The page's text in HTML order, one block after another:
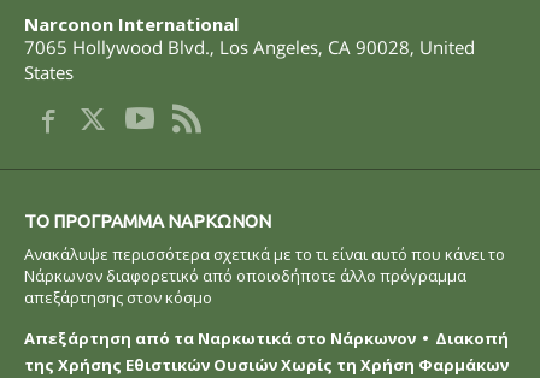
Narconon International
7065 Hollywood Blvd., Los Angeles, CA 90028, United
States
ΤΟ ΠΡOΓΡΑΜΜΑ ΝAΡΚΩΝΟΝ
Ανακάλυψε περισσότερα σχετικά με το τι είναι αυτό που κάνει το
Νάρκωνον διαφορετικό από οποιοδήποτε άλλο πρόγραμμα
απεξάρτησης στον κόσμο
Απεξάρτηση από τα Ναρκωτικά στο Νάρκωνον
Διακοπή
της Χρήσης Εθιστικών Ουσιών Χωρίς τη Χρήση Φαρμάκων